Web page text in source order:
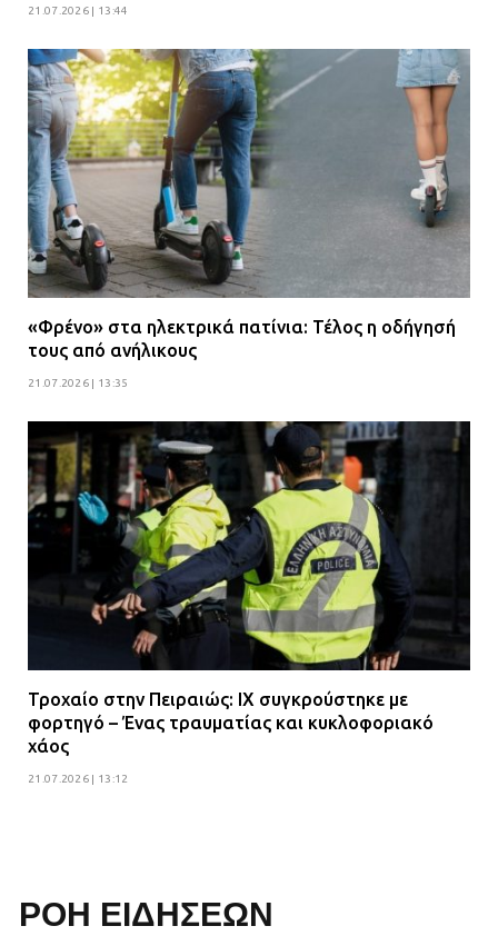
21.07.2026 | 13:44
«Φρένο» στα ηλεκτρικά πατίνια: Τέλος η οδήγησή
τους από ανήλικους
21.07.2026 | 13:35
Τροχαίο στην Πειραιώς: ΙΧ συγκρούστηκε με
φορτηγό – Ένας τραυματίας και κυκλοφοριακό
χάος
21.07.2026 | 13:12
ΡΟΗ ΕΙΔΗΣΕΩΝ